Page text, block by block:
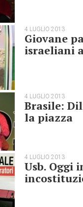
4 LUGLIO 2013
Giovane
israeliani
4 LUGLIO 2013
Brasile:
la piazza
4 LUGLIO 2013
Usb. Oggi